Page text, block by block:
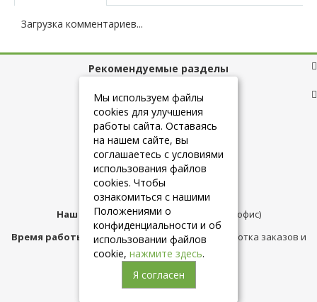
Загрузка комментариев...
Рекомендуемые разделы
Полезные ссылки
+7 (925) 084-10-60
Наш адрес:Москва,ул.Плещеева д.12 (офис)
Время работы магазина:с 10:00 до 21:00 (обработка заказов и
консультация)
Мы используем файлы
cookies для улучшения
работы сайта. Оставаясь
на нашем сайте, вы
соглашаетесь с условиями
использования файлов
cookies. Чтобы
ознакомиться с нашими
Положениями о
конфиденциальности и об
использовании файлов
cookie, нажмите здесь.
Я согласен